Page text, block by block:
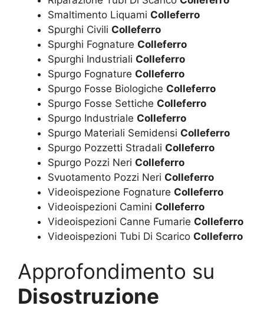
Smaltimento Liquami Colleferro
Spurghi Civili Colleferro
Spurghi Fognature Colleferro
Spurghi Industriali Colleferro
Spurgo Fognature Colleferro
Spurgo Fosse Biologiche Colleferro
Spurgo Fosse Settiche Colleferro
Spurgo Industriale Colleferro
Spurgo Materiali Semidensi Colleferro
Spurgo Pozzetti Stradali Colleferro
Spurgo Pozzi Neri Colleferro
Svuotamento Pozzi Neri Colleferro
Videoispezione Fognature Colleferro
Videoispezioni Camini Colleferro
Videoispezioni Canne Fumarie Colleferro
Videoispezioni Tubi Di Scarico Colleferro
Approfondimento su
Disostruzione